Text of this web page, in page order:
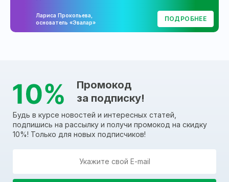
Лариса Прокопьева,
основатель «Эвалар»
ПОДРОБНЕЕ
Промокод
за подписку!
Будь в курсе новостей и интересных статей,
подпишись на рассылку и получи промокод на скидку
10%! Только для новых подписчиков!